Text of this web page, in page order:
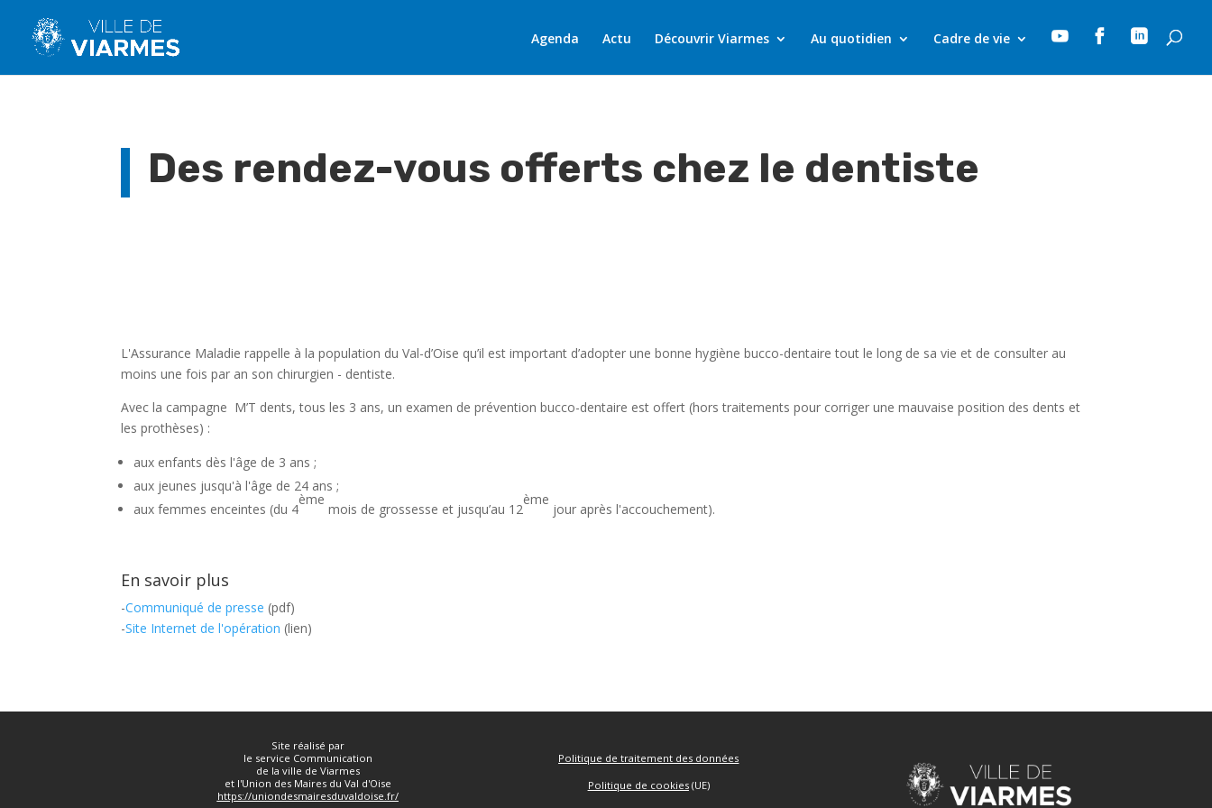
Agenda Actu Découvrir Viarmes Au quotidien Cadre de vie   
Des rendez-vous offerts chez le dentiste
L'Assurance Maladie rappelle à la population du Val-d’Oise qu’il est important d’adopter une bonne hygiène bucco-dentaire tout le long de sa vie et de consulter au
moins une fois par an son chirurgien - dentiste.
Avec la campagne M’T dents, tous les 3 ans, un examen de prévention bucco-dentaire est offert (hors traitements pour corriger une mauvaise position des dents et
les prothèses) :
aux enfants dès l'âge de 3 ans ;
aux jeunes jusqu'à l'âge de 24 ans ;
aux femmes enceintes (du 4
ème
mois de grossesse et jusqu’au 12
ème
jour après l'accouchement).
En savoir plus
-Communiqué de presse (pdf)
-Site Internet de l'opération (lien)
Site réalisé par
le service Communication
de la ville de Viarmes
et l'Union des Maires du Val d'Oise
https://uniondesmairesduvaldoise.fr/
Politique de traitement des données
Politique de cookies(UE)